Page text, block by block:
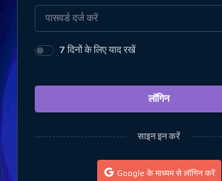
7 दिनों के लिए याद रखें
लॉगिन
साइन इन करें
Google के माध्यम से लॉगिन करें